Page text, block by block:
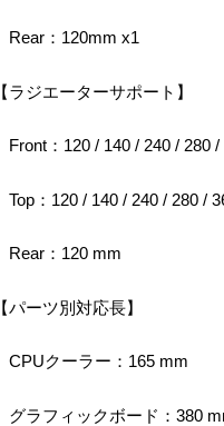
Rear：120mm x1
【ラジエーターサポート】
Front：120 / 140 / 240 / 280 /
Top：120 / 140 / 240 / 280 /
Rear：120 mm
【パーツ別対応長】
CPUクーラー：165 mm
グラフィックボード：380